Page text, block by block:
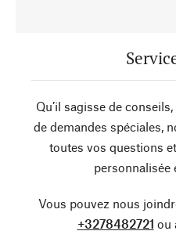
Qu’il sagisse de
de demandes spéciales,
toutes vos questions
personnalisée
Vous pouvez nous
+3278482721 ou